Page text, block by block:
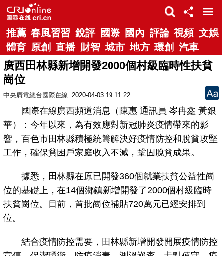
推薦 春風習習 銳評 國際 國內 評論 視頻 文娛
體育 原創 直播 財智 城市 地方 環創 汽車
廣西田林縣新增開發2000個村級臨時性扶貧
崗位
中央廣電總台國際在線 2020-04-03 19:11:22
國際在線廣西頻道消息（陳惠 通訊員 岑冉鑫 黃銀
華）：今年以來，為有效應對新冠肺炎疫情帶來的影
響，百色市田林縣積極統籌解決好疫情防控和脫貧攻堅
工作，確保貧困戶家庭收入不減，鞏固脫貧成果。
據悉，田林縣在原已開發360個就業扶貧公益性崗
位的基礎上，在14個鄉鎮新增開發了2000個村級臨時
扶貧崗位。目前，首批崗位補貼720萬元已經安排到
位。
結合疫情防控需要，田林縣新增開發開展疫情防控